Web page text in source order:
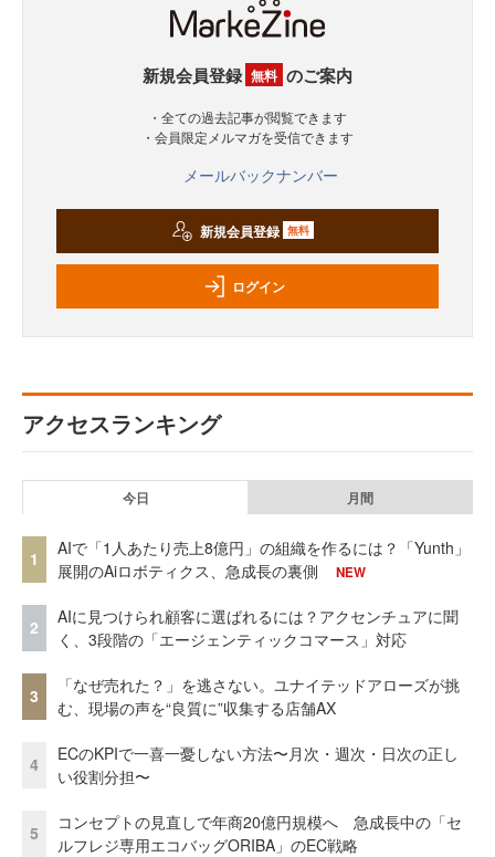
新規会員登録 無料 のご案内
・全ての過去記事が閲覧できます
・会員限定メルマガを受信できます
メールバックナンバー
新規会員登録 無料
ログイン
アクセスランキング
今日 月間
1
AIで「1人あたり売上8億円」の組織を作るには？「Yunth」
展開のAiロボティクス、急成長の裏側
NEW
2
AIに見つけられ顧客に選ばれるには？アクセンチュアに聞
く、3段階の「エージェンティックコマース」対応
3
「なぜ売れた？」を逃さない。ユナイテッドアローズが挑
む、現場の声を“良質に”収集する店舗AX
4
ECのKPIで一喜一憂しない方法〜月次・週次・日次の正し
い役割分担〜
5
コンセプトの見直しで年商20億円規模へ 急成長中の「セ
ルフレジ専用エコバッグORIBA」のEC戦略